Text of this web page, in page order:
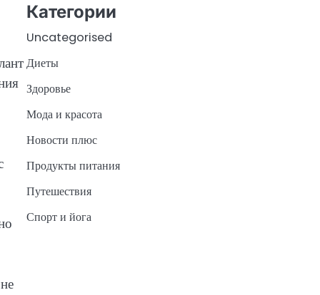
Категории
Uncategorised
Диеты
Здоровье
Мода и красота
Новости плюс
Продукты питания
Путешествия
Спорт и йога